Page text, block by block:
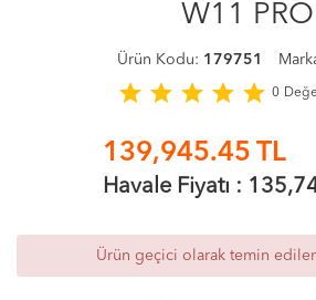
W11 PRO
Ürün Kodu: 179751
star star star star star 0
139,945.45 TL
Havale Fiyatı :
Ürün geçici olarak temin